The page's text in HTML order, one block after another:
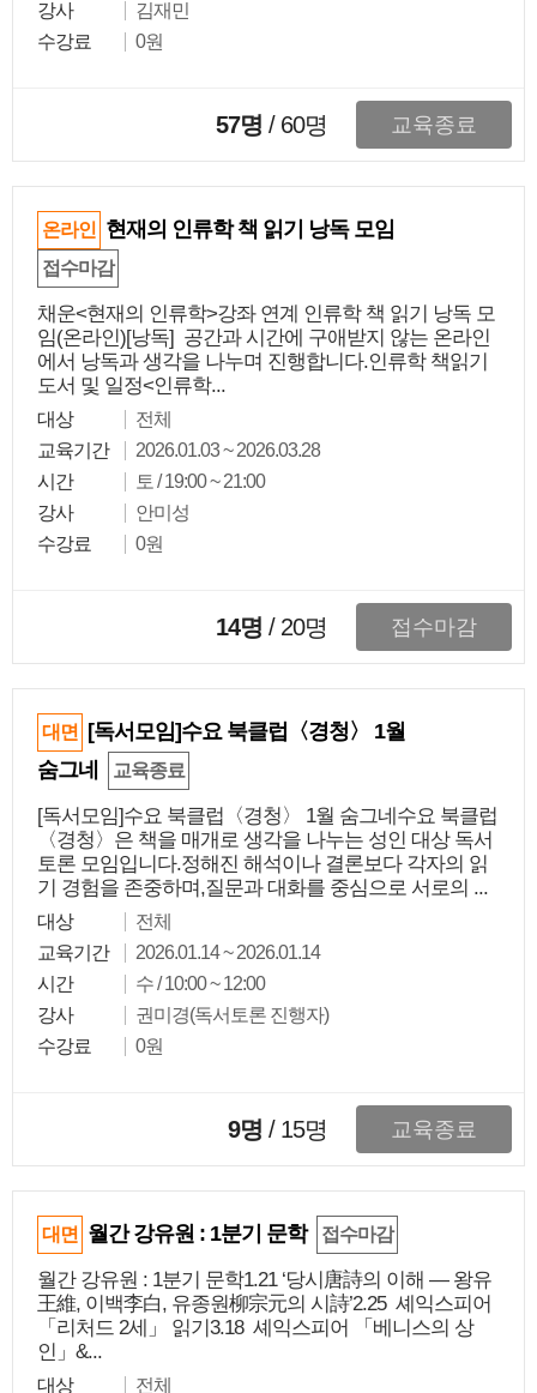
강사
김재민
수강료
0원
57명 / 60명 교육종료
온라인 현재의 인류학 책 읽기 낭독 모임
접수마감
채운<현재의 인류학>강좌 연계 인류학 책 읽기 낭독 모
임(온라인)[낭독] 공간과 시간에 구애받지 않는 온라인
에서 낭독과 생각을 나누며 진행합니다.인류학 책읽기
도서 및 일정<인류학...
대상
전체
교육기간
2026.01.03 ~ 2026.03.28
시간
토 / 19:00 ~ 21:00
강사
안미성
수강료
0원
14명 / 20명 접수마감
대면
[독서모임]수요 북클럽〈경청〉 1월
숨그네
교육종료
[독서모임]수요 북클럽〈경청〉 1월 숨그네수요 북클럽
〈경청〉은 책을 매개로 생각을 나누는 성인 대상 독서
토론 모임입니다.정해진 해석이나 결론보다 각자의 읽
기 경험을 존중하며,질문과 대화를 중심으로 서로의 ...
대상
전체
교육기간
2026.01.14 ~ 2026.01.14
시간
수 / 10:00 ~ 12:00
강사
권미경(독서토론 진행자)
수강료
0원
9명 / 15명 교육종료
대면 월간 강유원 : 1분기 문학 접수마감
월간 강유원 : 1분기 문학1.21 ‘당시唐詩의 이해 — 왕유
王維, 이백李白, 유종원柳宗元의 시詩’2.25 셰익스피어
「리처드 2세」 읽기3.18 셰익스피어 「베니스의 상
인」&...
대상 전체